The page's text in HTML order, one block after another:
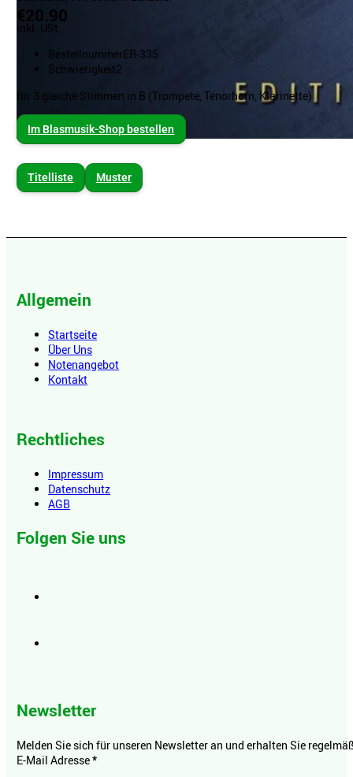
€20.90
inkl. USt.
BestellnummerER-335
Schwierigkeit2
für 3 gleiche Stimmen in B (Trompete, Tenorhorn, Klarinette)
Im Blasmusik-Shop bestellen
Titelliste Muster
Allgemein
Startseite
Über Uns
Notenangebot
Kontakt
Rechtliches
Impressum
Datenschutz
AGB
Folgen Sie uns
Newsletter
Melden Sie sich für unseren Newsletter an und erhalten Sie
E-Mail Adresse*